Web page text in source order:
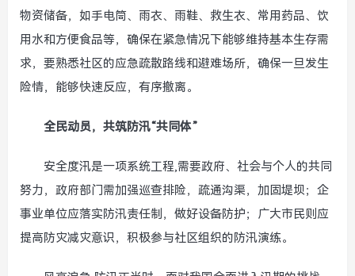
物资储备，如手电筒、雨衣、雨鞋、救生衣、常用药品、饮
用水和方便食品等，确保在紧急情况下能够维持基本生存需
求，要熟悉社区的应急疏散路线和避难场所，确保一旦发生
险情，能够快速反应，有序撤离。
全民动员，共筑防汛“共同体”
安全度汛是一项系统工程,需要政府、社会与个人的共同
努力，政府部门需加强巡查排险，疏通沟渠，加固堤坝；企
事业单位应落实防汛责任制，做好设备防护；广大市民则应
提高防灾减灾意识，积极参与社区组织的防汛演练。